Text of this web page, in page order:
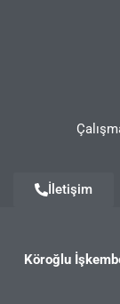
İletişim
Köroğlu